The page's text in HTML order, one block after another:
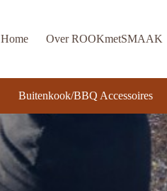
Home Over ROOKmetSMAAK
Buitenkook/BBQ Accessoires